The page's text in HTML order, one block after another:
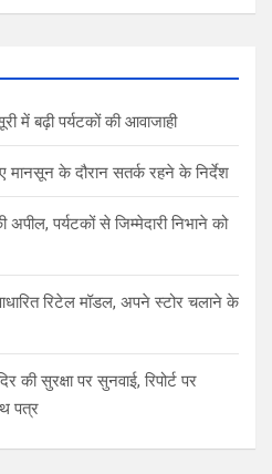
में बढ़ी पर्यटकों की आवाजाही
मानसून के दौरान सतर्क रहने के निर्देश
पर्यटकों से जिम्मेदारी निभाने को
रिटेल मॉडल, अपने स्टोर चलाने के
की सुरक्षा पर सुनवाई, रिपोर्ट पर
पत्र